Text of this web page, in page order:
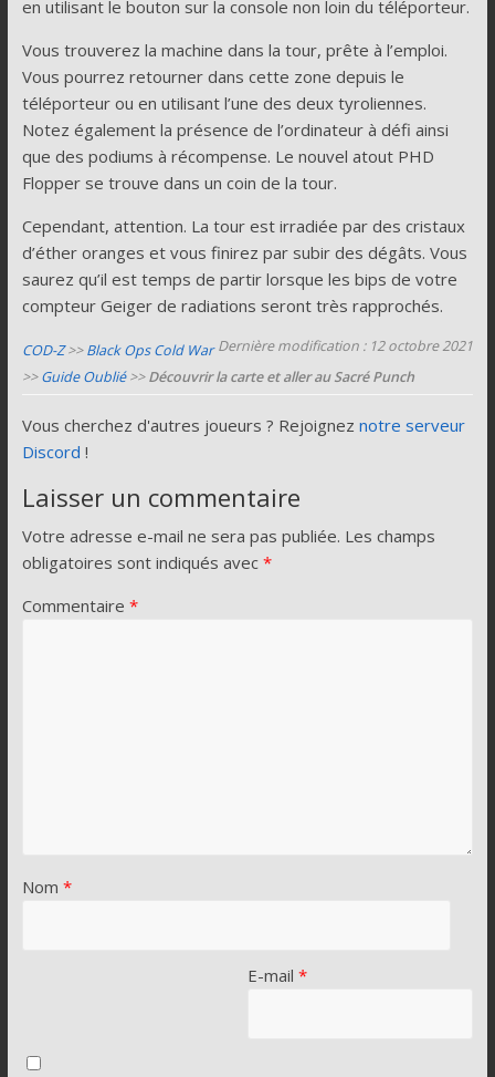
en utilisant le bouton sur la console non loin du téléporteur.
Vous trouverez la machine dans la tour, prête à l’emploi.
Vous pourrez retourner dans cette zone depuis le
téléporteur ou en utilisant l’une des deux tyroliennes.
Notez également la présence de l’ordinateur à défi ainsi
que des podiums à récompense. Le nouvel atout PHD
Flopper se trouve dans un coin de la tour.
Cependant, attention. La tour est irradiée par des cristaux
d’éther oranges et vous finirez par subir des dégâts. Vous
saurez qu’il est temps de partir lorsque les bips de votre
compteur Geiger de radiations seront très rapprochés.
Dernière modification : 12 octobre 2021
COD-Z>>Black Ops Cold War
>>Guide Oublié>>Découvrir la carte et aller au Sacré Punch
Vous cherchez d'autres joueurs ? Rejoignez notre serveur
Discord !
Laisser un commentaire
Votre adresse e-mail ne sera pas publiée. Les champs
obligatoires sont indiqués avec *
Commentaire *
Nom *
E-mail *